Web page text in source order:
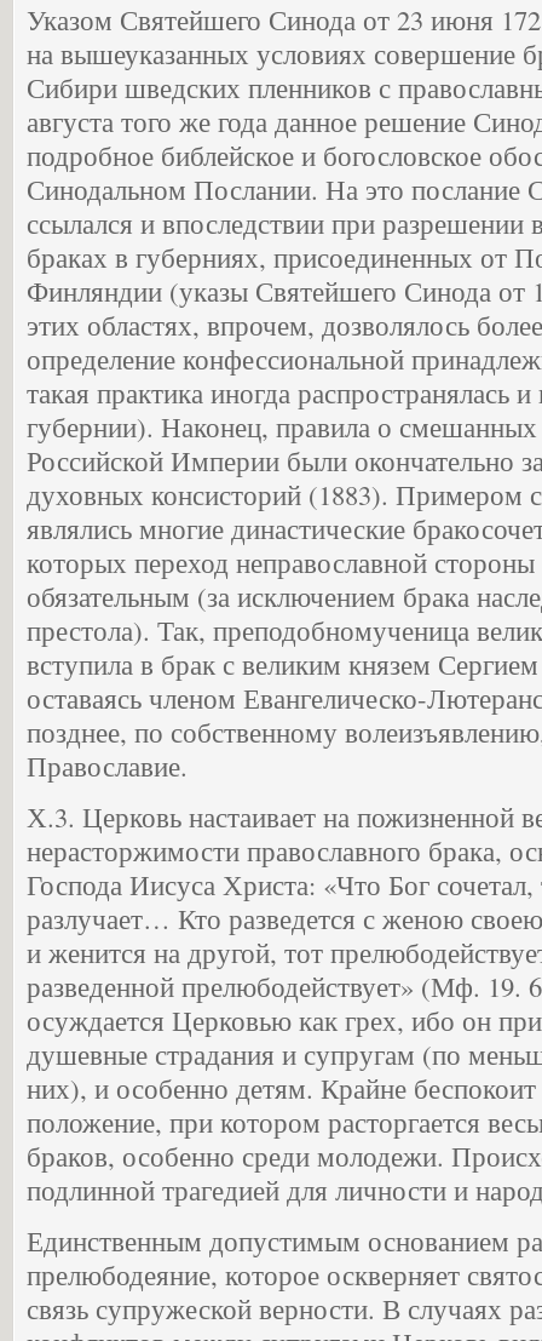
Указом Святейшего Синода от 23 июня
на вышеуказанных условиях совершение
Сибири шведских пленников с
августа того же года данное решение
подробное библейское и богословское
Синодальном Послании. На это послание
ссылался и впоследствии при
браках в губерниях, присоединенных от
Финляндии (указы Святейшего Синода от
этих областях, впрочем, дозволялось
определение конфессиональной
такая практика иногда распространялась
губернии). Наконец, правила о смешанных
Российской Империи были окончательно
духовных консисторий (1883). Примером
являлись многие династические
которых переход неправославной
обязательным (за исключением брака
престола). Так, преподобномученица
вступила в брак с великим князем
оставаясь членом Евангелическо-
позднее, по собственному
Православие.
Х.3. Церковь настаивает на пожизненной
нерасторжимости православного брака,
Господа Иисуса Христа: «Что Бог сочетал,
разлучает… Кто разведется с женою
и женится на другой, тот
разведенной прелюбодействует» (Мф. 19.
осуждается Церковью как грех, ибо он
душевные страдания и супругам (по
них), и особенно детям. Крайне
положение, при котором расторгается
браков, особенно среди молодежи.
подлинной трагедией для личности и
Единственным допустимым основанием
прелюбодеяние, которое оскверняет
связь супружеской верности. В случаях